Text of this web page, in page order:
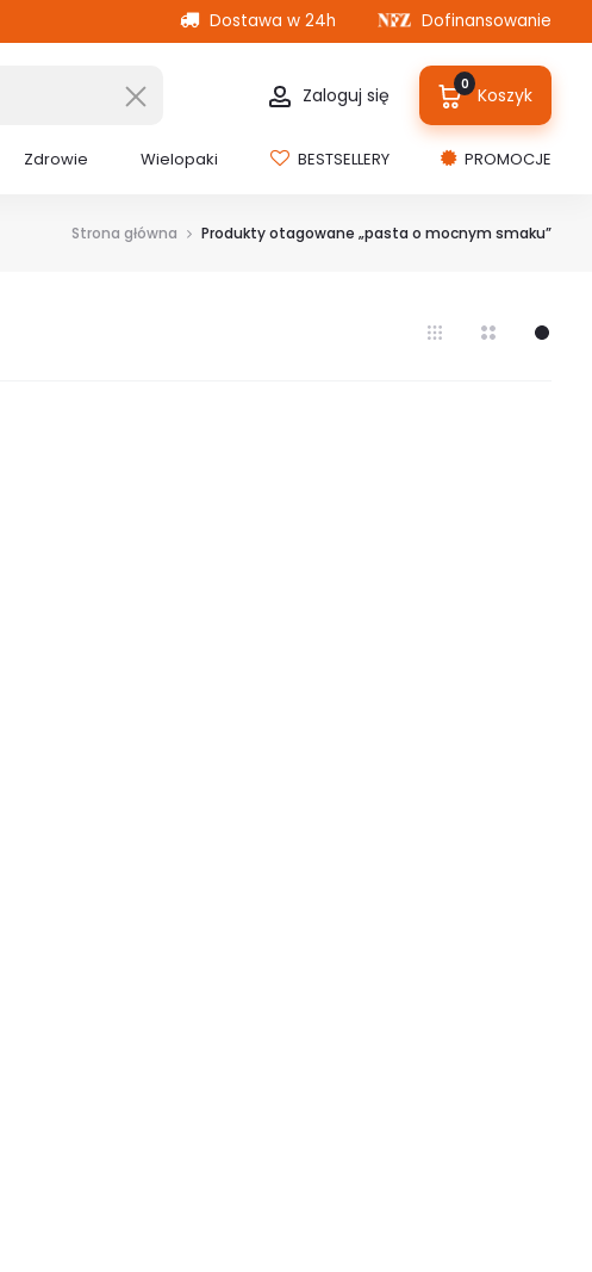
Dostawa w 24h Dofinansowanie
Zaloguj się 0 Koszyk
Zdrowie Wielopaki BESTSELLERY PROMOCJE
Strona główna Produkty otagowane „pasta o mocnym smaku”